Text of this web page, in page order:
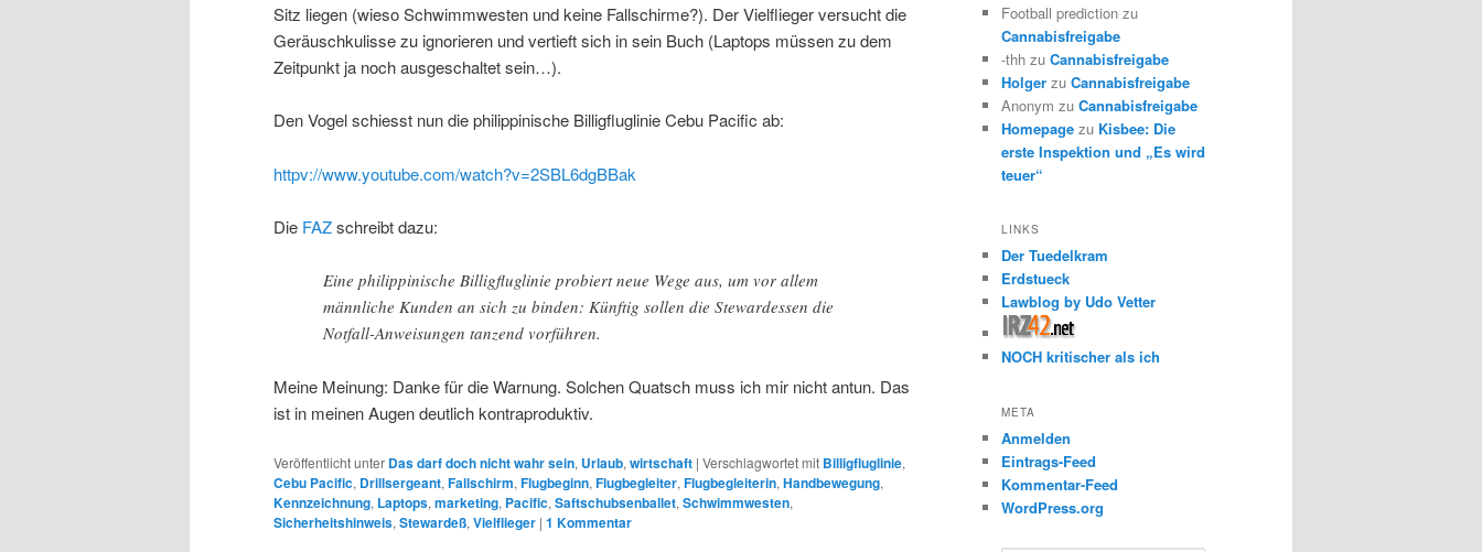
Sitz liegen (wieso Schwimmwesten und keine Fallschirme?). Der Vielflieger versucht die
Geräuschkulisse zu ignorieren und vertieft sich in sein Buch (Laptops müssen zu dem
Zeitpunkt ja noch ausgeschaltet sein…).
Den Vogel schiesst nun die philippinische Billigfluglinie Cebu Pacific ab:
httpv://www.youtube.com/watch?v=2SBL6dgBBak
Die FAZschreibt dazu:
Eine philippinische Billigfluglinie probiert neue Wege aus, um vor allem
männliche Kunden an sich zu binden: Künftig sollen die Stewardessen die
Notfall-Anweisungen tanzend vorführen.
Meine Meinung: Danke für die Warnung. Solchen Quatsch muss ich mir nicht antun. Das
ist in meinen Augen deutlich kontraproduktiv.
Veröffentlicht unter Das darf doch nicht wahr sein, Urlaub, wirtschaft | Verschlagwortet mit Billigfluglinie,
Cebu Pacific, Drillsergeant, Fallschirm, Flugbeginn, Flugbegleiter, Flugbegleiterin, Handbewegung,
Kennzeichnung, Laptops, marketing, Pacific, Saftschubsenballet, Schwimmwesten,
Sicherheitshinweis, Stewardeß, Vielflieger | 1 Kommentar
Football prediction zu
Cannabisfreigabe
-thh zu Cannabisfreigabe
Holger zu Cannabisfreigabe
Anonym zu Cannabisfreigabe
Homepage zu Kisbee: Die
erste Inspektion und „Es wird
teuer“
LINKS
Der Tuedelkram
Erdstueck
Lawblog by Udo Vetter
NOCH kritischer als ich
META
Anmelden
Eintrags-Feed
Kommentar-Feed
WordPress.org